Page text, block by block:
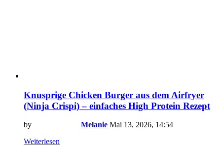
Knusprige Chicken Burger aus dem Airfryer
(Ninja Crispi) – einfaches High Protein Rezept
by Melanie Mai 13, 2026, 14:54
Weiterlesen